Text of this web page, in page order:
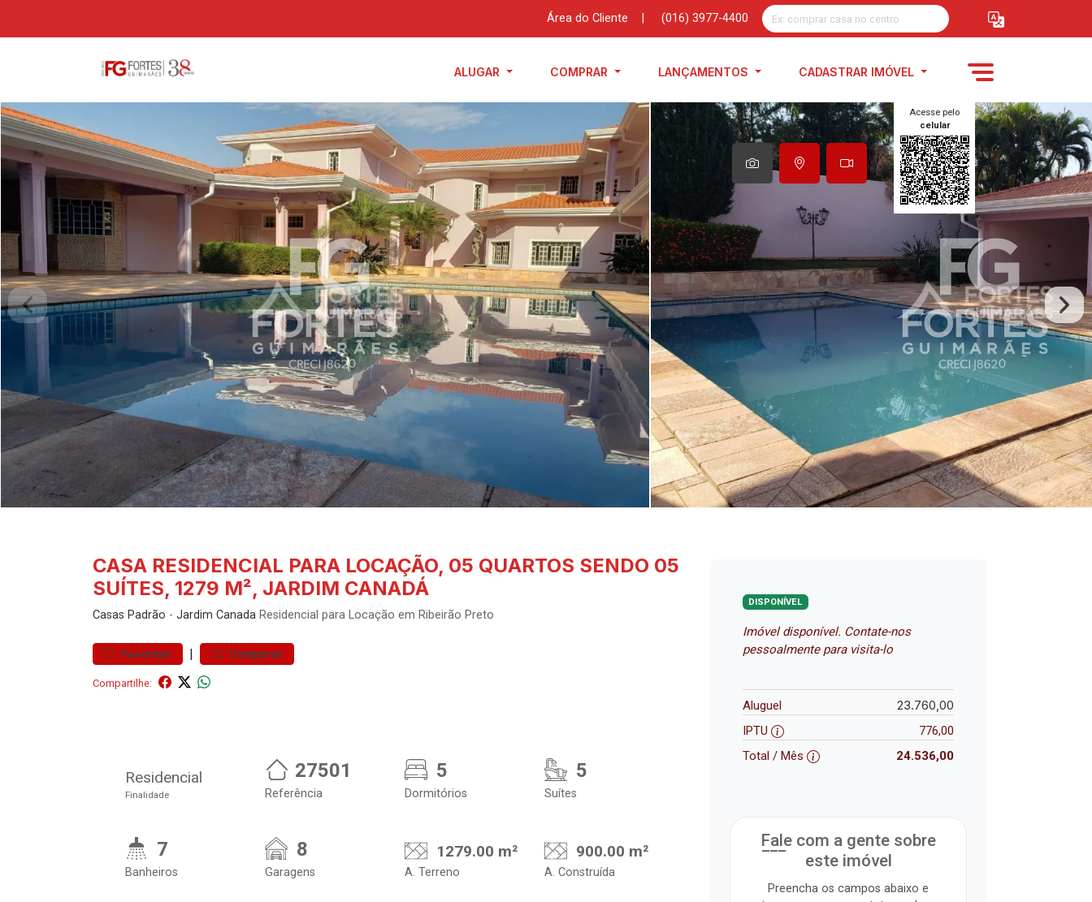
Área do Cliente (016) 3977-4400
ALUGAR COMPRAR LANÇAMENTOS CADASTRAR IMÓVEL
Acesse pelo
celular
CASA RESIDENCIAL PARA LOCAÇÃO, 05 QUARTOS SENDO 05
SUÍTES, 1279 M², JARDIM CANADÁ
Casas Padrão - Jardim Canada Residencial para Locação em Ribeirão Preto
Favoritar | Comparar
Compartilhe:
Residencial
Finalidade
27501
Referência
5
Dormitórios
5
Suítes
7
Banheiros
8
Garagens
1279.00 m²
A. Terreno
900.00 m²
A. Construída
DISPONÍVEL
Imóvel disponível. Contate-nos
pessoalmente para visita-lo
Aluguel 23.760,00
IPTU
776,00
Total / Mês
24.536,00
Fale com a gente sobre
este imóvel
Preencha os campos abaixo e